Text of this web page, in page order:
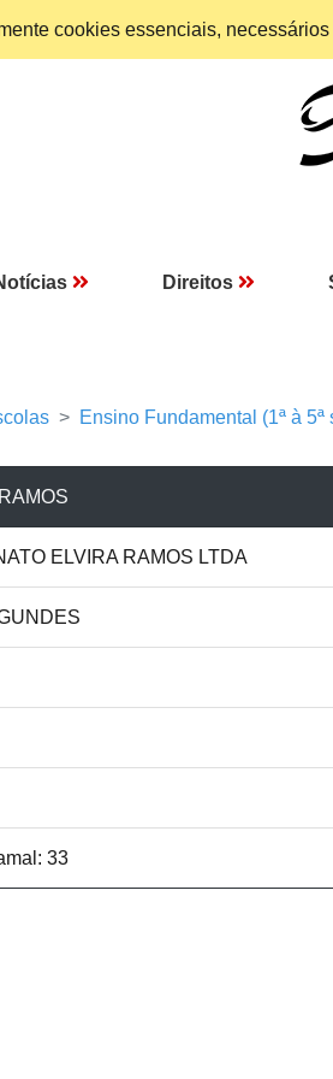
cookies essenciais,
Direitos
Ensino Fundamental (1ª à 5ª
ELVIRA RAMOS LTDA
33